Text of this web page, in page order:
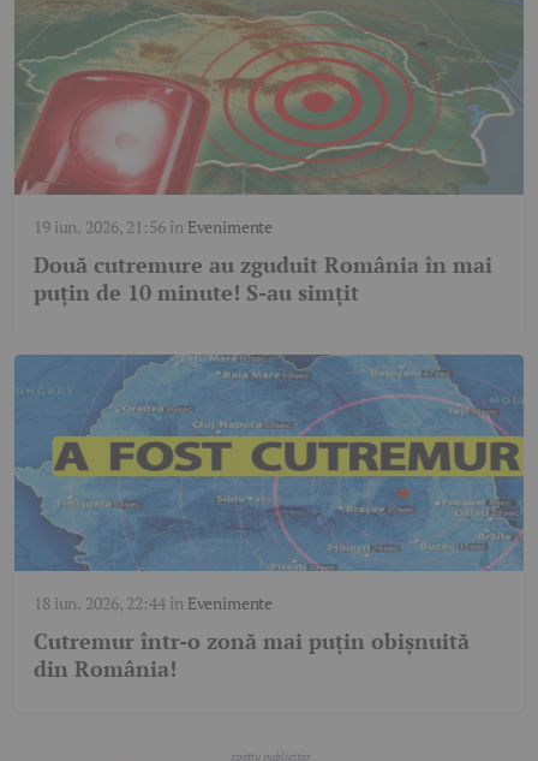
19 iun. 2026, 21:56în Evenimente
Două cutremure au zguduit România în mai
puțin de 10 minute! S-au simțit
18 iun. 2026, 22:44în Evenimente
Cutremur într-o zonă mai puțin obișnuită
din România!